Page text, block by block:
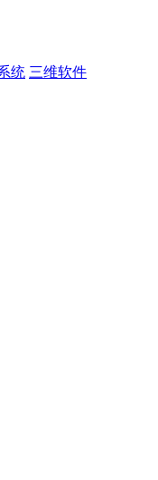
统 三维软件